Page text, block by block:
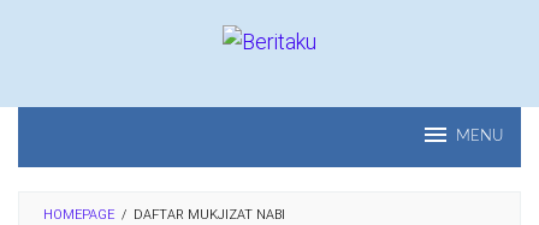
MENU
HOMEPAGE / DAFTAR MUKJIZAT NABI